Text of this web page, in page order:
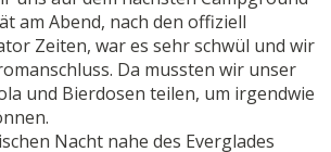
am Abend, nach den offiziell
Zeiten, war es sehr schwül und wir
Da mussten wir unser
und Bierdosen teilen, um irgendwie
Nacht nahe des Everglades